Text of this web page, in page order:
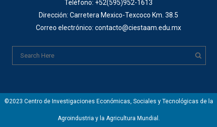
Teléfono: +52(595)952-1613
Dirección: Carretera Mexico-Texcoco Km. 38.5
Correo electrónico: contacto@ciestaam.edu.mx
©2023 Centro de Investigaciones Económicas, Sociales y Tecnológicas de la
Agroindustria y la Agricultura Mundial.